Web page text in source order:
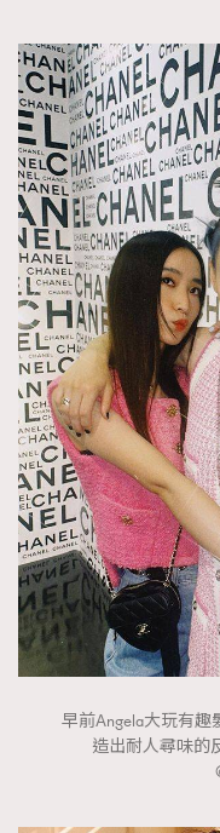
早前Angela大玩有趣
造出耐人尋味的